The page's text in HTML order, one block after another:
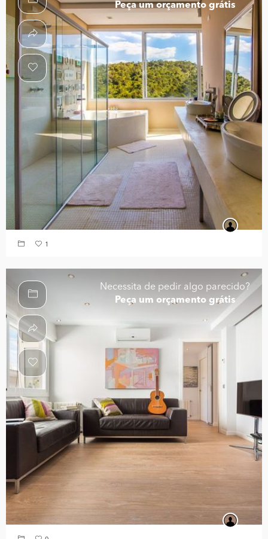
Peça um orçamento grátis
1
Necessita de pedir algo parecido?
Peça um orçamento grátis